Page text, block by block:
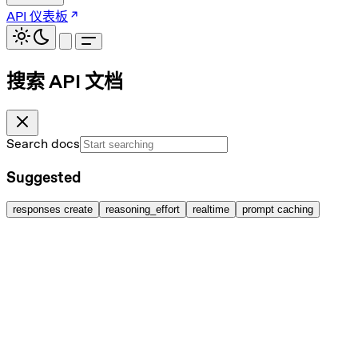
API 仪表板
搜索 API 文档
Search docs
Suggested
responses create reasoning_effort realtime prompt caching